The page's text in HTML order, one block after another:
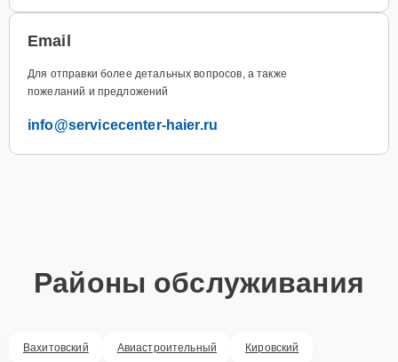
Email
Для отправки более детальных вопросов, а также
пожеланий и предложений
info@servicecenter-haier.ru
Районы обслуживания
Вахитовский Авиастроительный Кировский